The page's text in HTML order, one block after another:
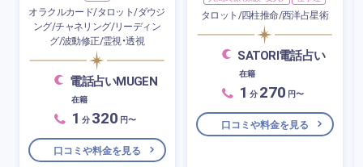
オラクルカード/タロット/ダウジ
ング/チャネリング/リーディン
グ/波動修正/霊視・透視
電話占いMUGEN
在籍
1 分 320 円〜
口コミや料金を見る
タロット/四柱推命/西洋占星術
SATORI電話占い
在籍
1 分 270 円〜
口コミや料金を見る